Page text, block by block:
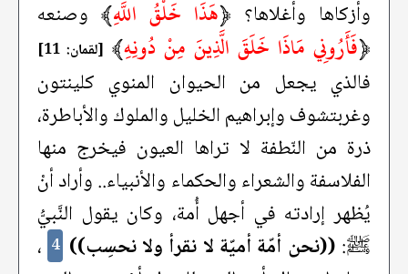
وأزكاها وأغلاها؟ ﴿هَذَا خَلْقُ اللَّهِ﴾ وصنعه
﴿فَأَرُونِي مَاذَا خَلَقَ الَّذِينَ مِنْ دُونِهِ﴾ [لقمان: 11]
فالذي يجعل من الحيوان المنوي كلينتون
وغربتشوف وإبراهيم الخليل والملوك والأباطرة،
ذرة من النّطفة لا تراها العيون فيخرج منها
الفلاسفة والشعراء والحكماء والأنبياء.. وأراد أنْ
يُظهر إرادته في أجهل أُمة، وكان يقول النَّبيُّ
ﷺ: ((نحن أمّة أميّة لا نقرأ ولا نحسِب)) 4 ،